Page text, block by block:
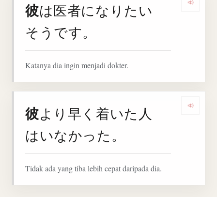
彼は医者になりたい
そうです。
Katanya dia ingin menjadi dokter.
彼より早く着いた人
はいなかった。
Tidak ada yang tiba lebih cepat daripada dia.